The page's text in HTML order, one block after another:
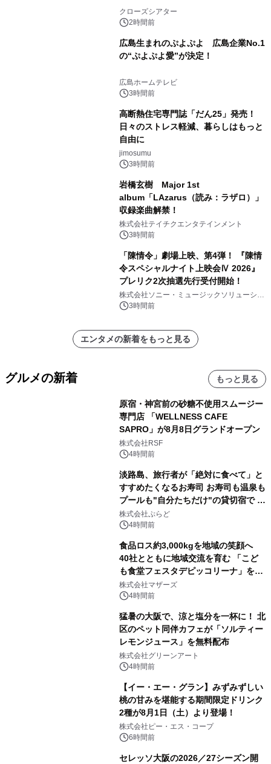
クローズシアター
2時間前
広島生まれのぷよぷよ 広島企業No.1
の“ぷよぷよ愛”が決定！
広島ホームテレビ
3時間前
高断熱住宅専門誌「だん25」発売！
日々のストレス軽減、暮らしはもっと
自由に
jimosumu
3時間前
岩橋玄樹 Major 1st
album「LAzarus（読み：ラザロ）」
収録楽曲解禁！
株式会社テイチクエンタテインメント
3時間前
「陳情令」劇場上映、第4弾！ 『陳情
令スペシャルナイト上映会Ⅳ 2026』
プレリク2次抽選先行受付開始！
株式会社ソニー・ミュージックソリューショ
ンズ3時間前
エンタメの新着をもっと見る
グルメの新着 もっと見る
原宿・神宮前の砂糖不使用スムージー
専門店 「WELLNESS CAFE
SAPRO」が8月8日グランドオープン
株式会社RSF
4時間前
淡路島、旅行者が「絶対に食べて」と
すすめたくなるお寿司 お寿司も温泉も
プールも"自分たちだけ"の貸切宿で 1
日1組限定「岩屋温泉 絵島別庭 海と
森」の握り寿司プラン
株式会社ぷらど
4時間前
食品ロス約3,000kgを地域の笑顔へ
40社とともに地域交流を育む 「こど
も食堂フェスタデピッコリーナ」を9
月5日(土)開催
株式会社マザーズ
4時間前
猛暑の大阪で、涼と塩分を一杯に！ 北
区のペット同伴カフェが「ソルティー
レモンジュース」を無料配布
株式会社グリーンアート
4時間前
【イー・エー・グラン】みずみずしい
桃の甘みを堪能する期間限定ドリンク
2種が8月1日（土）より登場！
株式会社ピー・エス・コープ
6時間前
セレッソ大阪の2026／27シーズン開